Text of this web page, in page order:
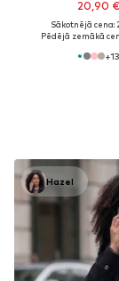
20,90 €
Sākotnējā cena:
Pēdējā zemākā
+13
Hazel